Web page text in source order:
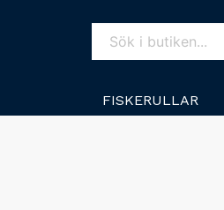
FISKERULLAR